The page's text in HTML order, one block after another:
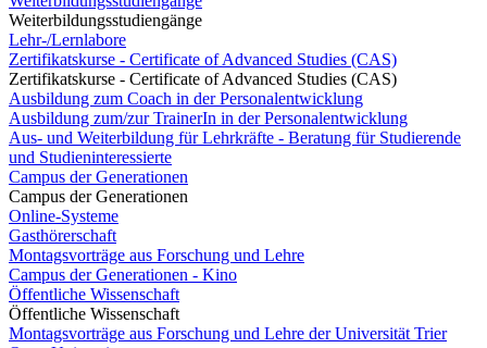
Weiterbildungsstudiengänge
Lehr-/Lernlabore
Zertifikatskurse - Certificate of Advanced Studies (CAS)
Zertifikatskurse - Certificate of Advanced Studies (CAS)
Ausbildung zum Coach in der Personalentwicklung
Ausbildung zum/zur TrainerIn in der Personalentwicklung
Aus- und Weiterbildung für Lehrkräfte - Beratung für Studierende
und Studieninteressierte
Campus der Generationen
Campus der Generationen
Online-Systeme
Gasthörerschaft
Montagsvorträge aus Forschung und Lehre
Campus der Generationen - Kino
Öffentliche Wissenschaft
Öffentliche Wissenschaft
Montagsvorträge aus Forschung und Lehre der Universität Trier